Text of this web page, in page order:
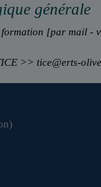
générale
formation [par mail -
>> tice@erts-
)